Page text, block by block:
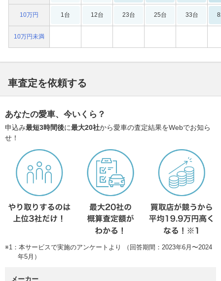
10万円
10万円未満
1台 12台 23台 25台 33台
車査定を依頼する
あなたの愛車、今いくら？
申込み最短3時間後に最大20社から愛車の査定結果をWebでお知ら
せ！
※1：本サービスで実施のアンケートより （回答期間：2023年6月〜2024
年5月）
メーカー